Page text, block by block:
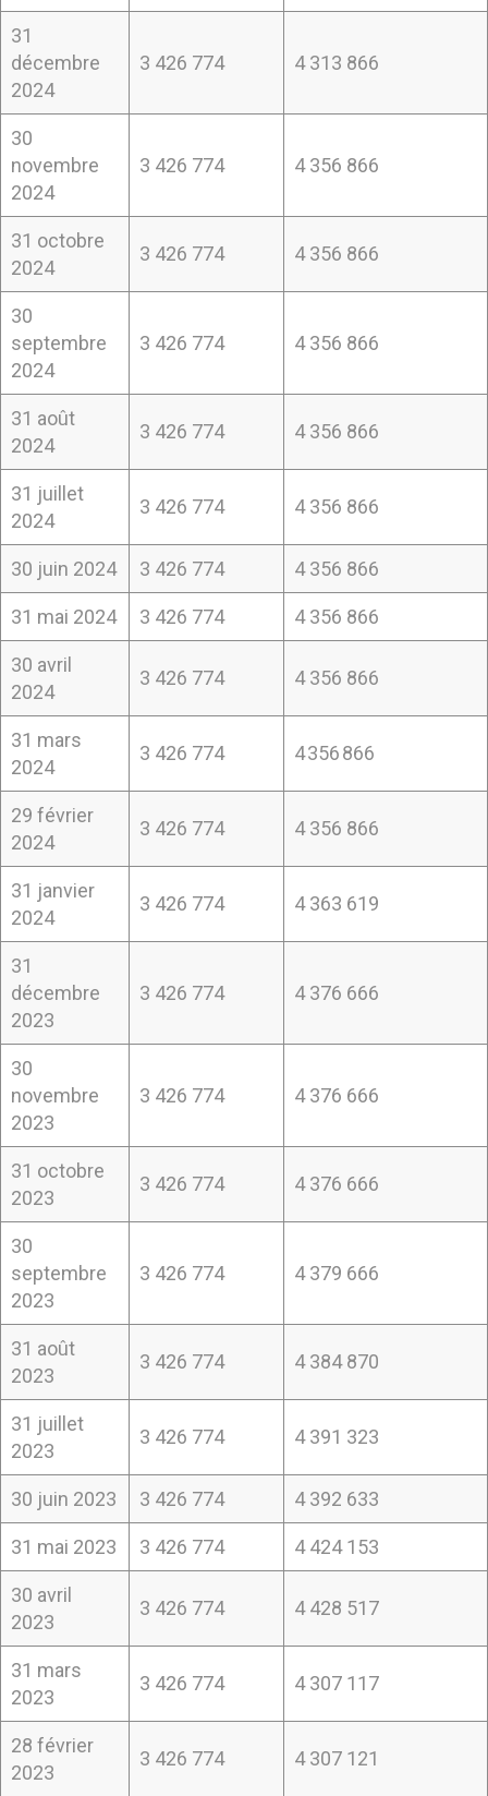
31
décembre
2024
3 426 774 4 313 866
30
novembre
2024
3 426 774 4 356 866
31 octobre
2024
3 426 774 4 356 866
30
septembre
2024
3 426 774 4 356 866
31 août
2024
3 426 774 4 356 866
31 juillet
2024
3 426 774 4 356 866
30 juin 2024 3 426 774 4 356 866
31 mai 2024 3 426 774 4 356 866
30 avril
2024
3 426 774 4 356 866
31 mars
2024
3 426 774 4 356 866
29 février
2024
3 426 774 4 356 866
31 janvier
2024
3 426 774 4 363 619
31
décembre
2023
3 426 774 4 376 666
30
novembre
2023
3 426 774 4 376 666
31 octobre
2023
3 426 774 4 376 666
30
septembre
2023
3 426 774 4 379 666
31 août
2023
3 426 774 4 384 870
31 juillet
2023
3 426 774 4 391 323
30 juin 2023 3 426 774 4 392 633
31 mai 2023 3 426 774 4 424 153
30 avril
2023
3 426 774 4 428 517
31 mars
2023
3 426 774 4 307 117
28 février
2023
3 426 774 4 307 121